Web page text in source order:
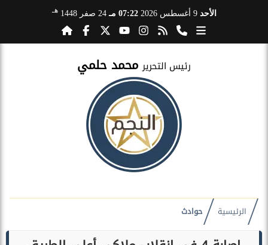
الأحد 9 أغسطس 2026 07:22 مـ 24 صفر 1448 هـ
رئيس التحرير محمد حلمي
الرئيسية حوادث